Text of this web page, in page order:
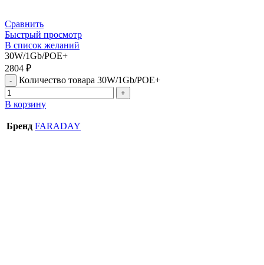
Сравнить
Быстрый просмотр
В список желаний
30W/1Gb/POE+
2804 ₽
Количество товара 30W/1Gb/POE+
В корзину
Бренд FARADAY